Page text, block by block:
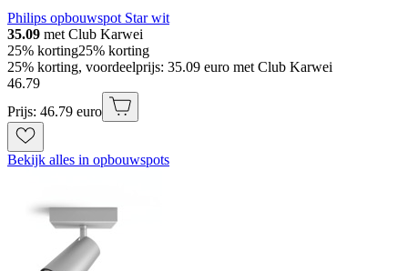
Philips opbouwspot Star wit
35.09 met Club Karwei
25% korting25% korting
25% korting, voordeelprijs: 35.09 euro met Club Karwei
46.79
Prijs: 46.79 euro
Bekijk alles in opbouwspots